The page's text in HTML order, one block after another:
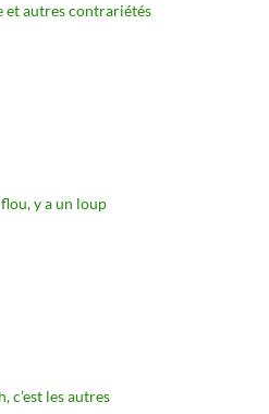
et autres contrariétés
flou, y a un loup
c’est les autres